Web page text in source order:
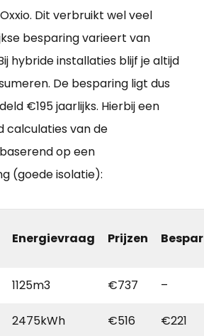
Dit verbruikt wel veel
besparing varieert van
hybride installaties blijf je altijd
De besparing ligt dus
€195 jaarlijks. Hierbij een
calculaties van de
op een
(goede isolatie):
Energievraag Prijzen
1125m3 €737 –
2475kWh €516 €221